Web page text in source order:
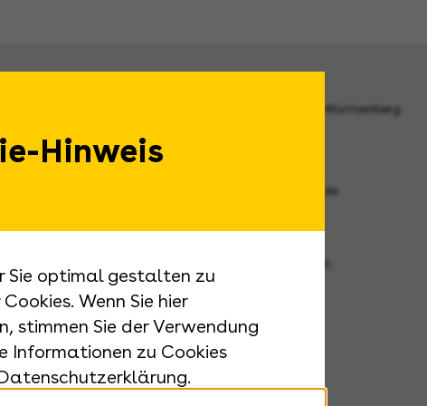
Hinweis
Sie optimal gestalten zu
Wenn Sie hier
stimmen Sie der Verwendung
Informationen zu Cookies
Ansprechpartner
Datenschutz
Landesarchiv Baden-Württemberg
landesarchiv@la-bw.de
+49 711 212-4283